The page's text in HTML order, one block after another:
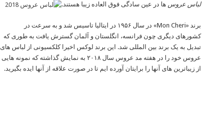
لباس عروس ها در عین سادگی فوق العاده زیبا هستند.
برند «Mon Cheri» در سال ۱۹۵۶ در ایتالیا تاسیس شد و به سرعت در
کشورهای دیگری چون فرانسه، انگلستان و آلمان گسترش یافت به طوری که
تبدیل به یک برند بین المللی شد. این برند لوکس اخیرا کلکسیونی از لباس های
عروس خود را در هفته مد عروس سال ۲۰۱۸ به نمایش گذاشته که نمونه هایی
از زیباترین های آنها را برایتان آورده ایم تا در صورت علاقه از آنها ایده بگیرید.